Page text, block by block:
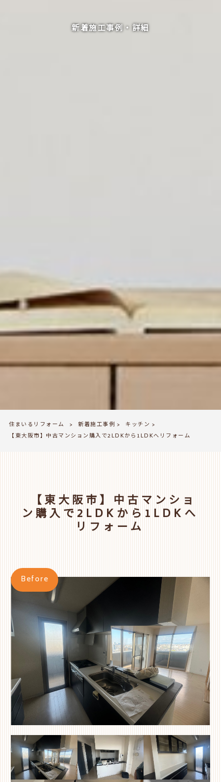
新着施工事例・詳細
住まいるリフォーム > 新着施工事例 > キッチン >
【東大阪市】中古マンション購入で2LDKから1LDKへリフォーム
【東大阪市】中古マンショ
ン購入で2LDKから1LDKへ
リフォーム
Before